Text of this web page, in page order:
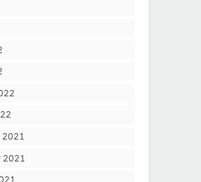
2021
2021